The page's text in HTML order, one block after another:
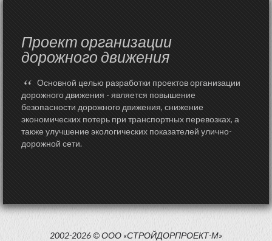
Проект организации
дорожного движения
“ Основной целью разработки проектов организации
дорожного движения - является повышение
безопасности дорожного движения, снижение
экономических потерь при транспортных перевозках, а
также улучшение экологических показателей улично-
дорожной сети.
2002-2026 © ООО «СТРОЙДОРПРОЕКТ-М»